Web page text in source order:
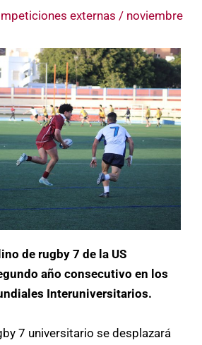
externas / noviembre
de rugby 7 de la US
año consecutivo en los
Interuniversitarios.
7 universitario se desplazará